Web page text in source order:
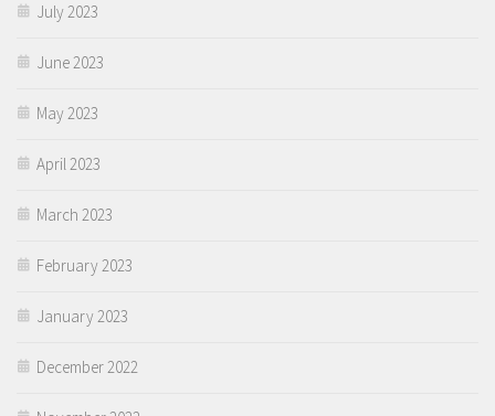
July 2023
June 2023
May 2023
April 2023
March 2023
February 2023
January 2023
December 2022